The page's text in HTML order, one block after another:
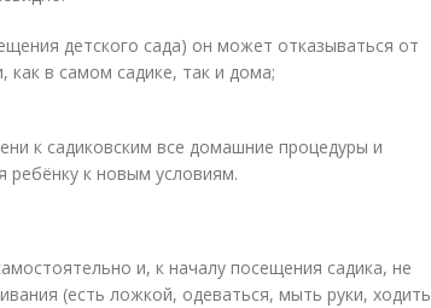
детского сада) он может отказываться от
как в самом садике, так и дома;
к садиковским все домашние процедуры и
ребёнку к новым условиям.
и, к началу посещения садика, не
(есть ложкой, одеваться, мыть руки, ходить